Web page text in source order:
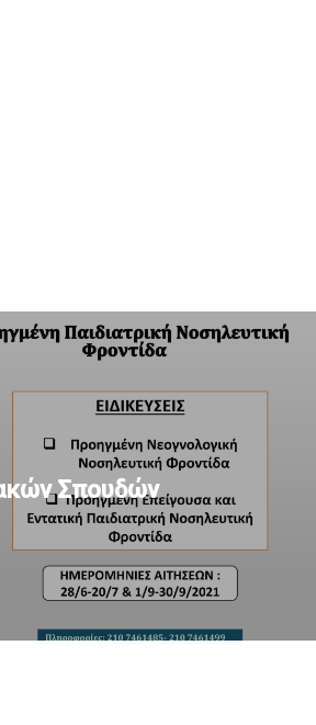
Σπουδών